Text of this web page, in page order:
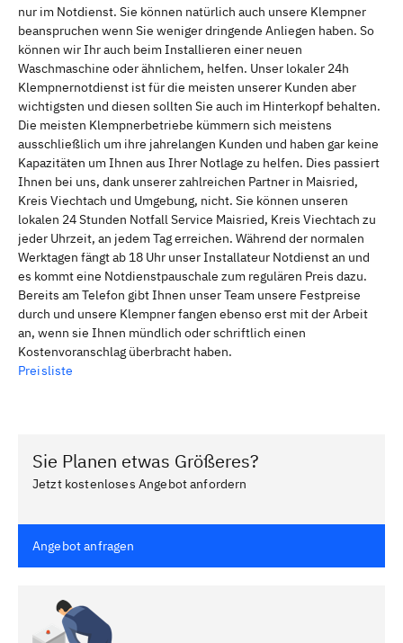
nur im Notdienst. Sie können natürlich auch unsere Klempner
beanspruchen wenn Sie weniger dringende Anliegen haben. So
können wir Ihr auch beim Installieren einer neuen
Waschmaschine oder ähnlichem, helfen. Unser lokaler 24h
Klempnernotdienst ist für die meisten unserer Kunden aber
wichtigsten und diesen sollten Sie auch im Hinterkopf behalten.
Die meisten Klempnerbetriebe kümmern sich meistens
ausschließlich um ihre jahrelangen Kunden und haben gar keine
Kapazitäten um Ihnen aus Ihrer Notlage zu helfen. Dies passiert
Ihnen bei uns, dank unserer zahlreichen Partner in Maisried,
Kreis Viechtach und Umgebung, nicht. Sie können unseren
lokalen 24 Stunden Notfall Service Maisried, Kreis Viechtach zu
jeder Uhrzeit, an jedem Tag erreichen. Während der normalen
Werktagen fängt ab 18 Uhr unser Installateur Notdienst an und
es kommt eine Notdienstpauschale zum regulären Preis dazu.
Bereits am Telefon gibt Ihnen unser Team unsere Festpreise
durch und unsere Klempner fangen ebenso erst mit der Arbeit
an, wenn sie Ihnen mündlich oder schriftlich einen
Kostenvoranschlag überbracht haben.
Preisliste
Sie Planen etwas Größeres?
Jetzt kostenloses Angebot anfordern
Angebot anfragen